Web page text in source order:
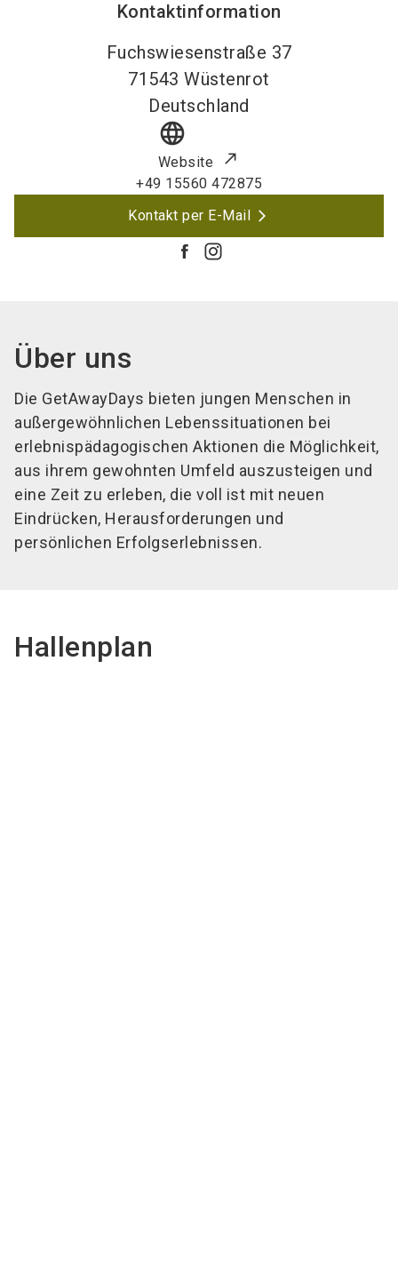
Kontaktinformation
Fuchswiesenstraße 37
71543 Wüstenrot
Deutschland
language
Website
+49 15560 472875
Kontakt per E-Mail
Über uns
Die GetAwayDays bieten jungen Menschen in
außergewöhnlichen Lebenssituationen bei
erlebnispädagogischen Aktionen die Möglichkeit,
aus ihrem gewohnten Umfeld auszusteigen und
eine Zeit zu erleben, die voll ist mit neuen
Eindrücken, Herausforderungen und
persönlichen Erfolgserlebnissen.
Hallenplan